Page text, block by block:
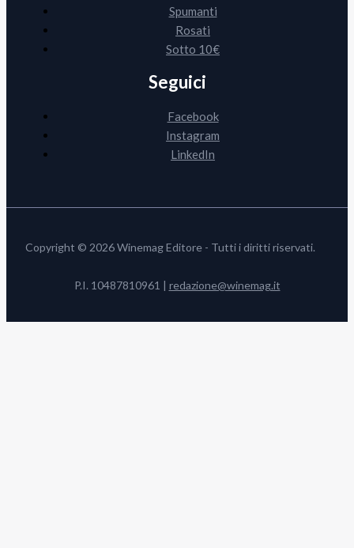
Spumanti
Rosati
Sotto 10€
Seguici
Facebook
Instagram
LinkedIn
Copyright © 2026 Winemag Editore - Tutti i diritti riservati.
P.I. 10487810961 | redazione@winemag.it